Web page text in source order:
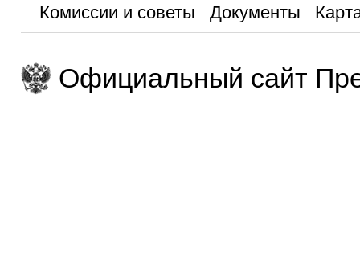
Комиссии и советы
Документы
Официальный сайт